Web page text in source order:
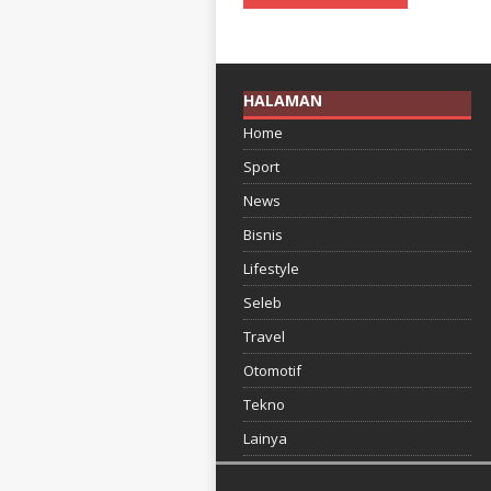
HALAMAN
Home
Sport
News
Bisnis
Lifestyle
Seleb
Travel
Otomotif
Tekno
Lainya